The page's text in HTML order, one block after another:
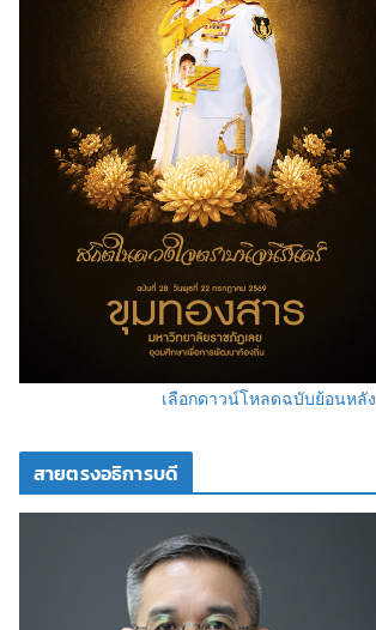
เลือกดาวน์โหลดฉบับย้อนหลัง
สายตรงอธิการบดี